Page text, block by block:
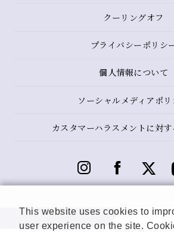
クーリングオフ
プライバシーポリシ
個人情報について
ソーシャルメディアポリ
カスタマーハラスメントに対
This website uses cookies to
user experience on the site.